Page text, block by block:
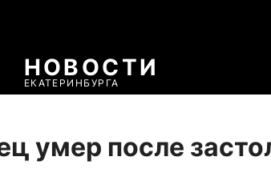
НОВОСТИ
ЕКАТЕРИНБУРГА
умер после